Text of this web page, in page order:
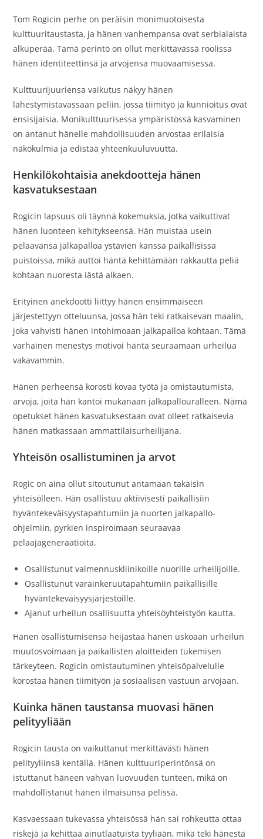
Tom Rogicin perhe on peräisin monimuotoisesta
kulttuuritaustasta, ja hänen vanhempansa ovat serbialaista
alkuperää. Tämä perintö on ollut merkittävässä roolissa
hänen identiteettinsä ja arvojensa muovaamisessa.
Kulttuurijuuriensa vaikutus näkyy hänen
lähestymistavassaan peliin, jossa tiimityö ja kunnioitus ovat
ensisijaisia. Monikulttuurisessa ympäristössä kasvaminen
on antanut hänelle mahdollisuuden arvostaa erilaisia
näkökulmia ja edistää yhteenkuuluvuutta.
Henkilökohtaisia anekdootteja hänen
kasvatuksestaan
Rogicin lapsuus oli täynnä kokemuksia, jotka vaikuttivat
hänen luonteen kehitykseensä. Hän muistaa usein
pelaavansa jalkapalloa ystävien kanssa paikallisissa
puistoissa, mikä auttoi häntä kehittämään rakkautta peliä
kohtaan nuoresta iästä alkaen.
Erityinen anekdootti liittyy hänen ensimmäiseen
järjestettyyn otteluunsa, jossa hän teki ratkaisevan maalin,
joka vahvisti hänen intohimoaan jalkapalloa kohtaan. Tämä
varhainen menestys motivoi häntä seuraamaan urheilua
vakavammin.
Hänen perheensä korosti kovaa työtä ja omistautumista,
arvoja, joita hän kantoi mukanaan jalkapallouralleen. Nämä
opetukset hänen kasvatuksestaan ovat olleet ratkaisevia
hänen matkassaan ammattilaisurheilijana.
Yhteisön osallistuminen ja arvot
Rogic on aina ollut sitoutunut antamaan takaisin
yhteisölleen. Hän osallistuu aktiivisesti paikallisiin
hyväntekeväisyystapahtumiin ja nuorten jalkapallo-
ohjelmiin, pyrkien inspiroimaan seuraavaa
pelaajageneraatioita.
Osallistunut valmennuskliinikoille nuorille urheilijoille.
Osallistunut varainkeruutapahtumiin paikallisille
hyväntekeväisyysjärjestöille.
Ajanut urheilun osallisuutta yhteisöyhteistyön kautta.
Hänen osallistumisensa heijastaa hänen uskoaan urheilun
muutosvoimaan ja paikallisten aloitteiden tukemisen
tärkeyteen. Rogicin omistautuminen yhteisöpalvelulle
korostaa hänen tiimityön ja sosiaalisen vastuun arvojaan.
Kuinka hänen taustansa muovasi hänen
pelityyliään
Rogicin tausta on vaikuttanut merkittävästi hänen
pelityyliinsä kentällä. Hänen kulttuuriperintönsä on
istuttanut häneen vahvan luovuuden tunteen, mikä on
mahdollistanut hänen ilmaisunsa pelissä.
Kasvaessaan tukevassa yhteisössä hän sai rohkeutta ottaa
riskejä ja kehittää ainutlaatuista tyyliään, mikä teki hänestä